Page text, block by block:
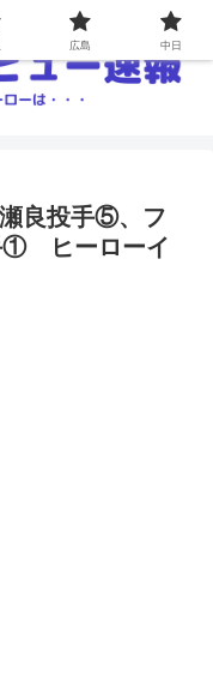
良投手⑤、フ
① ヒーローイ
広島 中日